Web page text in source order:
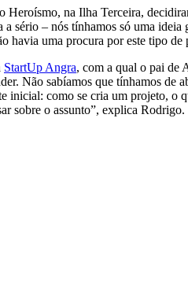
na Ilha Terceira,
sério – nós tínhamos só uma
uma procura por este tipo
StartUp Angra, com a qual o pai de
Não sabíamos que tínhamos de
inicial: como se cria um projeto, o
sobre o assunto”, explica Rodrigo.